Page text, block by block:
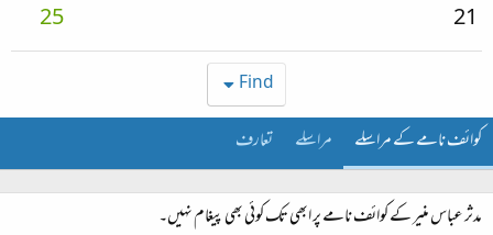
21
25
Find
کوائف نامے کے مراسلے مراسلے تعارف
مدثر عباس منیر کے کوائف نامے پر ابھی تک کوئی بھی پیغام نہیں۔